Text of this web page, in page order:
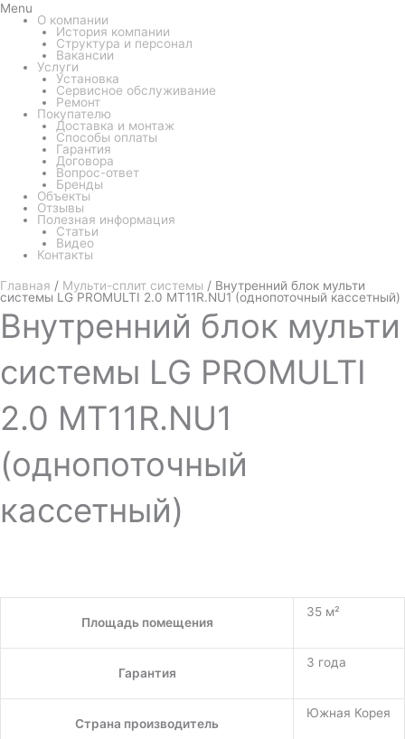
Menu
О компании
История компании
Структура и персонал
Вакансии
Услуги
Установка
Сервисное обслуживание
Ремонт
Покупателю
Доставка и монтаж
Способы оплаты
Гарантия
Договора
Вопрос-ответ
Бренды
Объекты
Отзывы
Полезная информация
Статьи
Видео
Контакты
Главная / Мульти-сплит системы / Внутренний блок мульти
системы LG PROMULTI 2.0 MT11R.NU1 (однопоточный кассетный)
Внутренний блок мульти
системы LG PROMULTI
2.0 MT11R.NU1
(однопоточный
кассетный)
Площадь помещения
35 м²
Гарантия
3 года
Страна производитель
Южная Корея